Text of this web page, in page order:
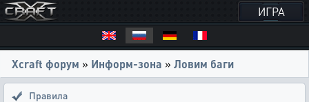
ИГРА
Xcraft форум » Информ-зона » Ловим баги
Правила